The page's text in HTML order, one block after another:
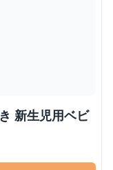
新生児用ベビ